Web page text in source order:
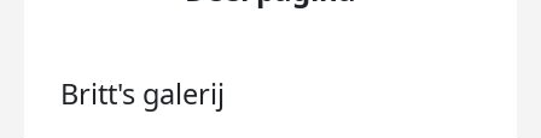
Britt's galerij